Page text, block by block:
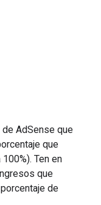
AdSense que
que
Ten en
que
de